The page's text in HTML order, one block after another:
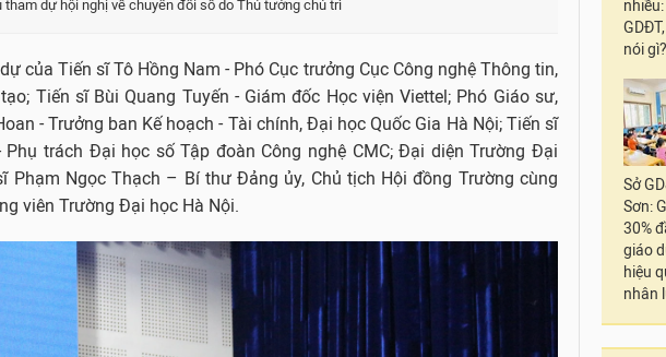
tham dự hội nghị về chuyển đổi số do Thủ tướng chủ trì
của Tiến sĩ Tô Hồng Nam - Phó Cục trưởng Cục Công nghệ Thông tin,
Tiến sĩ Bùi Quang Tuyến - Giám đốc Học viện Viettel; Phó Giáo sư,
- Trưởng ban Kế hoạch - Tài chính, Đại học Quốc Gia Hà Nội; Tiến sĩ
Phụ trách Đại học số Tập đoàn Công nghệ CMC; Đại diện Trường Đại
Phạm Ngọc Thạch – Bí thư Đảng ủy, Chủ tịch Hội đồng Trường cùng
viên Trường Đại học Hà Nội.
nói gì?
Sở
Sơn:
30%
giáo
hiệu
nhân